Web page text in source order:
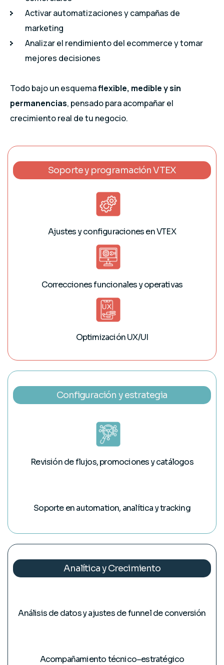
Activar automatizaciones y campañas de
marketing
Analizar el rendimiento del ecommerce y tomar
mejores decisiones
Todo bajo un esquemaflexible, medible y sin
permanencias, pensado para acompañar el
crecimiento real de tu negocio.
Soporte y programación VTEX
Ajustes y configuraciones en VTEX
Correcciones funcionales y operativas
Optimización UX/UI
Configuración y estrategia
Revisión de flujos, promociones y catálogos
Soporte en automation, analítica y tracking
Analítica y Crecimiento
Análisis de datos y ajustes de funnel de conversión
Acompañamiento técnico–estratégico